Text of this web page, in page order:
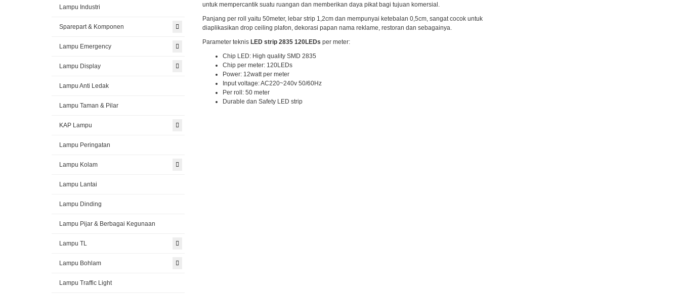
untuk mempercantik suatu ruangan dan memberikan daya pikat bagi tujuan komersial.
Panjang per roll yaitu 50meter, lebar strip 1,2cm dan mempunyai ketebalan 0,5cm, sangat cocok untuk
diaplikasikan drop ceiling plafon, dekorasi papan nama reklame, restoran dan sebagainya.
Parameter teknis LED strip 2835 120LEDs per meter:
Chip LED: High quality SMD 2835
Chip per meter: 120LEDs
Power: 12watt per meter
Input voltage: AC220~240v 50/60Hz
Per roll: 50 meter
Durable dan Safety LED strip
Lampu Industri
Sparepart & Komponen
Lampu Emergency
Lampu Display
Lampu Anti Ledak
Lampu Taman & Pilar
KAP Lampu
Lampu Peringatan
Lampu Kolam
Lampu Lantai
Lampu Dinding
Lampu Pijar & Berbagai Kegunaan
Lampu TL
Lampu Bohlam
Lampu Traffic Light